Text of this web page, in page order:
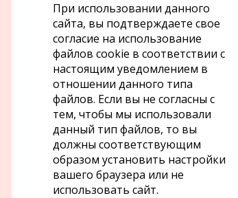
При использовании данного
сайта, вы подтверждаете свое
согласие на использование
файлов cookie в соответствии с
настоящим уведомлением в
отношении данного типа
файлов. Если вы не согласны с
тем, чтобы мы использовали
данный тип файлов, то вы
должны соответствующим
образом установить настройки
вашего браузера или не
использовать сайт.